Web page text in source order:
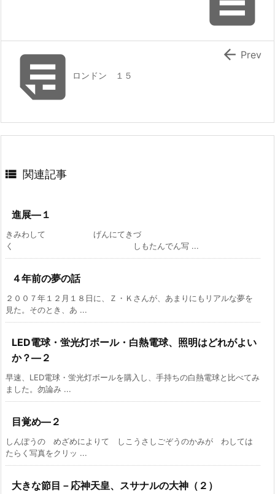
 ロンドン １５
 Prev
 関連記事
進展―１
きみわして げんにてきづ
く しもたんでん写 ...
４年前の夢の話
２００７年１２月１８日に、Ｚ・Ｋさんが、あまりにもリアルな夢を
見た。そのとき、あ ...
LED電球・蛍光灯ボール・白熱電球、照明はどれがよい
か？―２
早速、LED電球・蛍光灯ボールを購入し、手持ちの白熱電球と比べてみ
ました。勿論み ...
目覚め―２
しんぽうの めざめによりて しこうさしごぞうのかみが わしては
たらく写真をクリッ ...
大きな節目－応神天皇、スサナルの大神（２）